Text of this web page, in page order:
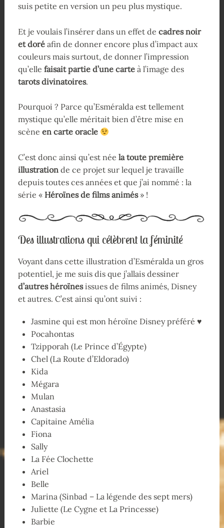
suis petite en version un peu plus mystique.
Et je voulais l’insérer dans un effet decadres noir
et doré afin de donner encore plus d’impact aux
couleurs mais surtout, de donner l’impression
qu’ellefaisait partie d’une carte à l’image des
tarots divinatoires.
Pourquoi ? Parce qu’Esméralda est tellement
mystique qu’elle méritait bien d’être mise en
scèneen carte oracle
C’est donc ainsi qu’est néela toute première
illustration de ce projet sur lequel je travaille
depuis toutes ces années et que j’ai nommé : la
série « Héroïnes de films animés» !
Des illustrations qui célèbrent la féminité
Voyant dans cette illustration d’Esméralda un gros
potentiel, je me suis dis que j’allais dessiner
d’autres héroïnesissues de films animés, Disney
et autres. C’est ainsi qu’ont suivi :
Jasmine qui est mon héroïne Disney préféré ♥
Pocahontas
Tzipporah (Le Prince d’Égypte)
Chel (La Route d’Eldorado)
Kida
Mégara
Mulan
Anastasia
Capitaine Amélia
Fiona
Sally
La Fée Clochette
Ariel
Belle
Marina (Sinbad – La légende des sept mers)
Juliette (Le Cygne et La Princesse)
Barbie